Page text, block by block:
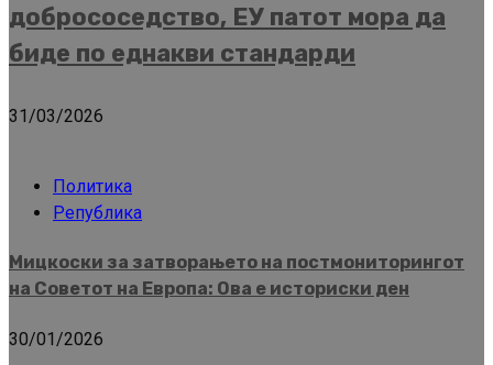
добрососедство, ЕУ патот мора да
биде по еднакви стандарди
31/03/2026
Политика
Република
Мицкоски за затворањето на постмониторингот
на Советот на Европа: Ова е историски ден
30/01/2026